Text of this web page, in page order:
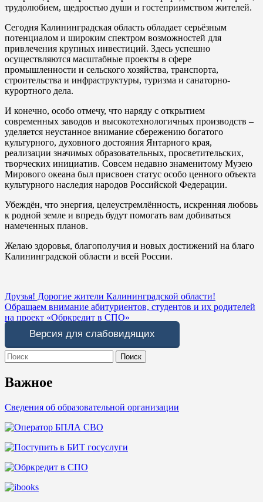
трудолюбием, щедростью души и гостеприимством жителей.
Сегодня Калининградская область обладает серьёзным
потенциалом и широким спектром возможностей для
привлечения крупных инвестиций. Здесь успешно
осуществляются масштабные проекты в сфере
промышленности и сельского хозяйства, транспорта,
строительства и инфраструктуры, туризма и санаторно-
курортного дела.
И конечно, особо отмечу, что наряду с открытием
современных заводов и высокотехнологичных производств –
уделяется неустанное внимание сбережению богатого
культурного, духовного достояния Янтарного края,
реализации значимых образовательных, просветительских,
творческих инициатив. Совсем недавно знаменитому Музею
Мирового океана был присвоен статус особо ценного объекта
культурного наследия народов Российской Федерации.
Убеждён, что энергия, целеустремлённость, искренняя любовь
к родной земле и впредь будут помогать вам добиваться
намеченных планов.
Желаю здоровья, благополучия и новых достижений на благо
Калининградской области и всей России.
Навигация
по
записям
Друзья! Дорогие жители Калининградской области!
Обращаем внимание абитуриентов, студентов и их родителей
на проект «Обркредит в СПО»
Версия для слабовидящих
Search
for:
Важное
Сведения об образовательной организации